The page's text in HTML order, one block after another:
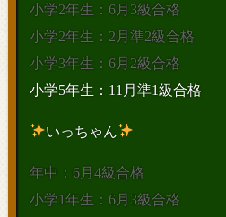
小学2年生：6月3級合格
小学2年生：2月準2級合格
小学3年生：6月2級合格
小学5年生：11月準1級合格
いっちゃん
年中：6月4級合格
小学1年生：6月3級合格